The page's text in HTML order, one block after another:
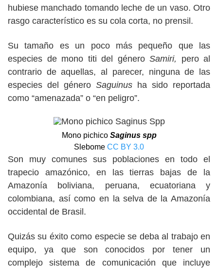
hubiese manchado tomando leche de un vaso. Otro
rasgo característico es su cola corta, no prensil.
Su tamaño es un poco más pequeño que las
especies de mono titi del género Samiri, pero al
contrario de aquellas, al parecer, ninguna de las
especies del género Saguinus ha sido reportada
como “amenazada” o “en peligro”.
Mono pichico Saginus spp
Slebome CC BY 3.0
Son muy comunes sus poblaciones en todo el
trapecio amazónico, en las tierras bajas de la
Amazonía boliviana, peruana, ecuatoriana y
colombiana, así como en la selva de la Amazonía
occidental de Brasil.
Quizás su éxito como especie se deba al trabajo en
equipo, ya que son conocidos por tener un
complejo sistema de comunicación que incluye